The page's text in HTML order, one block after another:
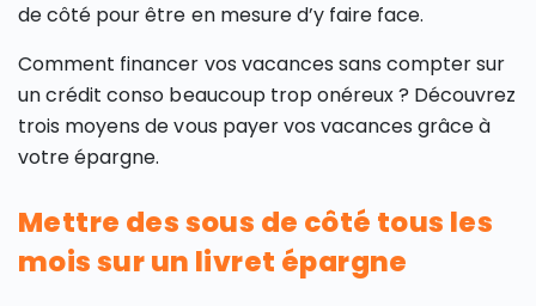
de côté pour être en mesure d’y faire face.
Comment financer vos vacances sans compter sur
un crédit conso beaucoup trop onéreux ? Découvrez
trois moyens de vous payer vos vacances grâce à
votre épargne.
Mettre des sous de côté tous les
mois sur un livret épargne